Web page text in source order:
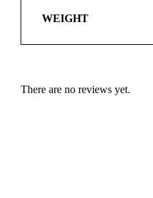
WEIGHT
There are no reviews yet.